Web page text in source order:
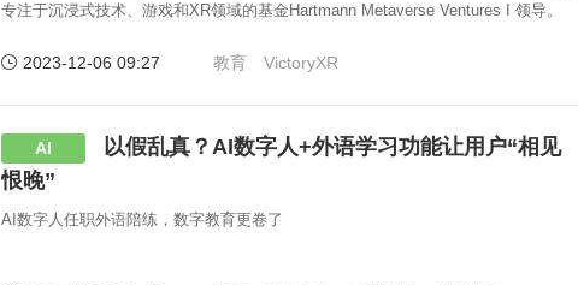
专注于沉浸式技术、游戏和XR领域的基金Hartmann Metaverse Ventures I 领导。
2023-12-06 09:27 教育 VictoryXR
AI
以假乱真？AI数字人+外语学习功能让用户“相见
恨晚”
AI数字人任职外语陪练，数字教育更卷了